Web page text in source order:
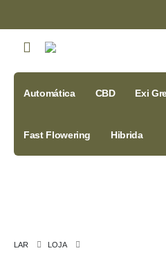
Automática CBD Exi
Fast Flowering Hibrida
LAR
LOJA